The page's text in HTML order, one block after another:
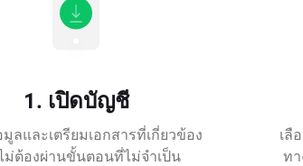
1. เปิดบัญชี
ลและเตรียมเอกสารที่เกี่ยวข้อง
ม่ต้องผ่านขั้นตอนที่ไม่จำเป็น
เลื
ท